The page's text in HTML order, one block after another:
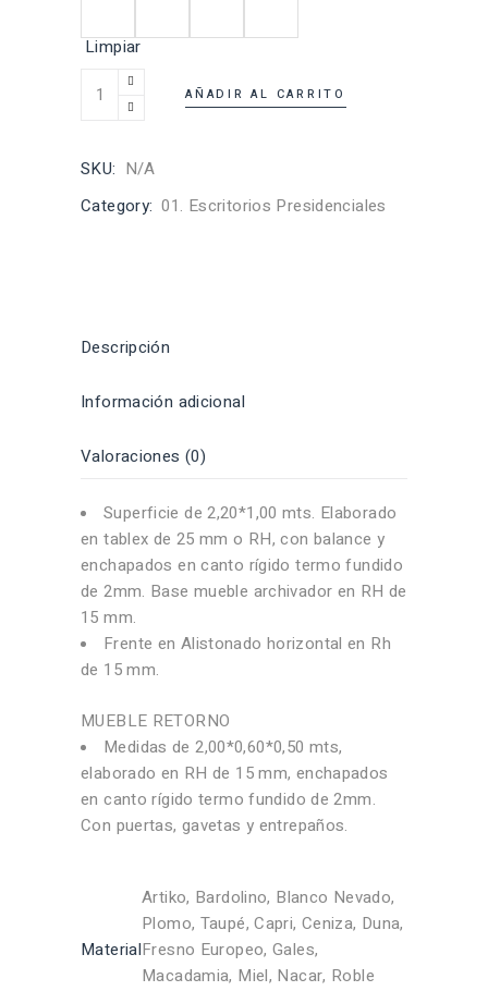
Limpiar
AÑADIR AL CARRITO
SKU: N/A
Category: 01. Escritorios Presidenciales
Descripción
Información adicional
Valoraciones (0)
Superficie de 2,20*1,00 mts. Elaborado
en tablex de 25 mm o RH, con balance y
enchapados en canto rígido termo fundido
de 2mm. Base mueble archivador en RH de
15 mm.
Frente en Alistonado horizontal en Rh
de 15 mm.
MUEBLE RETORNO
Medidas de 2,00*0,60*0,50 mts,
elaborado en RH de 15 mm, enchapados
en canto rígido termo fundido de 2mm.
Con puertas, gavetas y entrepaños.
Material
Artiko, Bardolino, Blanco Nevado,
Plomo, Taupé, Capri, Ceniza, Duna,
Fresno Europeo, Gales,
Macadamia, Miel, Nacar, Roble